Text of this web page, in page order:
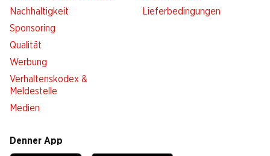
Nachhaltigkeit
Sponsoring
Qualität
Werbung
Verhaltenskodex &
Meldestelle
Medien
Lieferbedingungen
Denner App